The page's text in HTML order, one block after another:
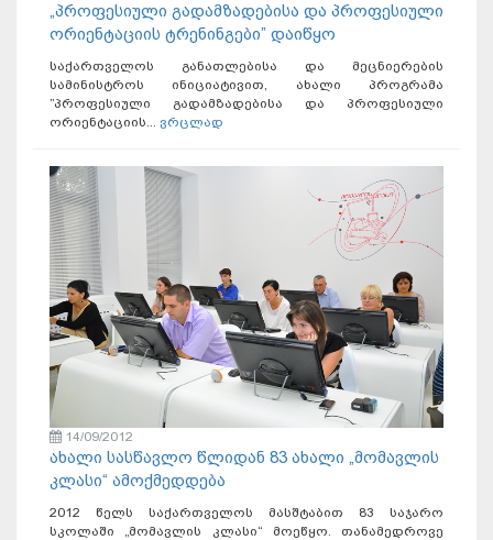
„პროფესიული გადამზადებისა და პროფესიული
ორიენტაციის ტრენინგები” დაიწყო
საქართველოს განათლებისა და მეცნიერების
სამინისტროს ინიციატივით, ახალი პროგრამა
”პროფესიული გადამზადებისა და პროფესიული
ორიენტაციის... ვრცლად
14/09/2012
ახალი სასწავლო წლიდან 83 ახალი „მომავლის
კლასი“ ამოქმედდება
2012 წელს საქართველოს მასშტაბით 83 საჯარო
სკოლაში „მომავლის კლასი“ მოეწყო. თანამედროვე